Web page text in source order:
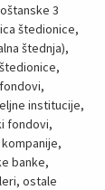
3
štedionice,
štednja),
institucije,
fondovi,
banke,
ostale